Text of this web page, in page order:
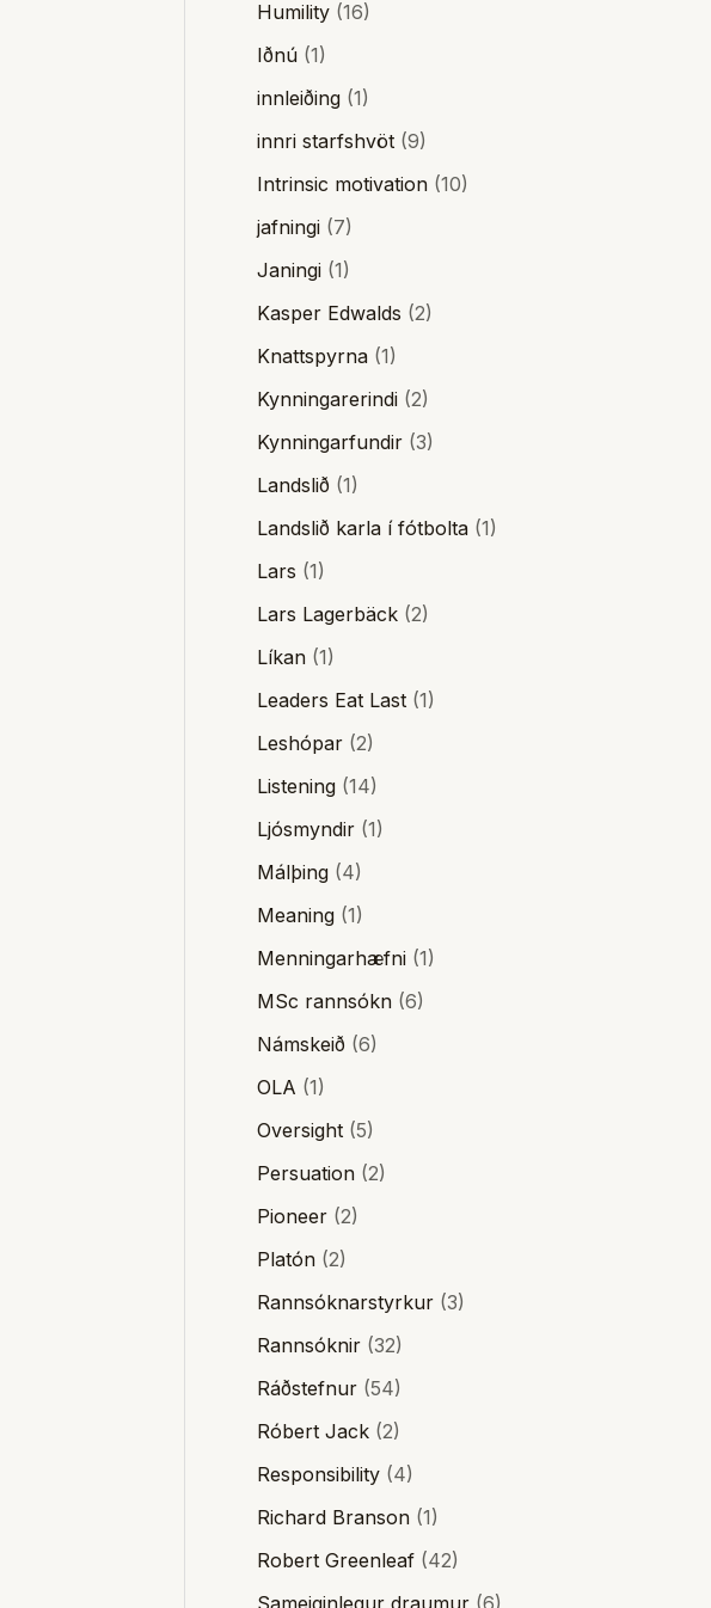
Humility (16)
Iðnú (1)
innleiðing (1)
innri starfshvöt (9)
Intrinsic motivation (10)
jafningi (7)
Janingi (1)
Kasper Edwalds (2)
Knattspyrna (1)
Kynningarerindi (2)
Kynningarfundir (3)
Landslið (1)
Landslið karla í fótbolta (1)
Lars (1)
Lars Lagerbäck (2)
Líkan (1)
Leaders Eat Last (1)
Leshópar (2)
Listening (14)
Ljósmyndir (1)
Málþing (4)
Meaning (1)
Menningarhæfni (1)
MSc rannsókn (6)
Námskeið (6)
OLA (1)
Oversight (5)
Persuation (2)
Pioneer (2)
Platón (2)
Rannsóknarstyrkur (3)
Rannsóknir (32)
Ráðstefnur (54)
Róbert Jack (2)
Responsibility (4)
Richard Branson (1)
Robert Greenleaf (42)
Sameiginlegur draumur (6)